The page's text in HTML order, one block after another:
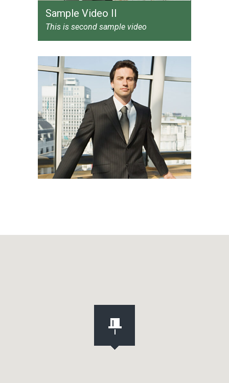
Sample Video II
This is second sample video